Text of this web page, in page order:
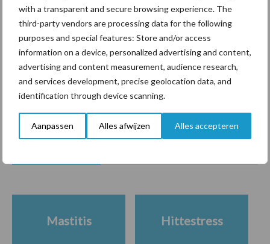
with a transparent and secure browsing experience. The
third-party vendors are processing data for the following
purposes and special features: Store and/or access
information on a device, personalized advertising and content,
advertising and content measurement, audience research,
and services development, precise geolocation data, and
identification through device scanning.
Aanpassen Alles afwijzen Alles accepteren
ForFarmers ziet volume en
marktaandeel groeien in
krimpende Nederlandse
markt
Themapagina's
Mastitis Hittestress